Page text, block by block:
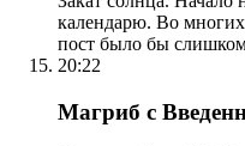
календарю. Во многих
пост было бы
20:22
Магриб с